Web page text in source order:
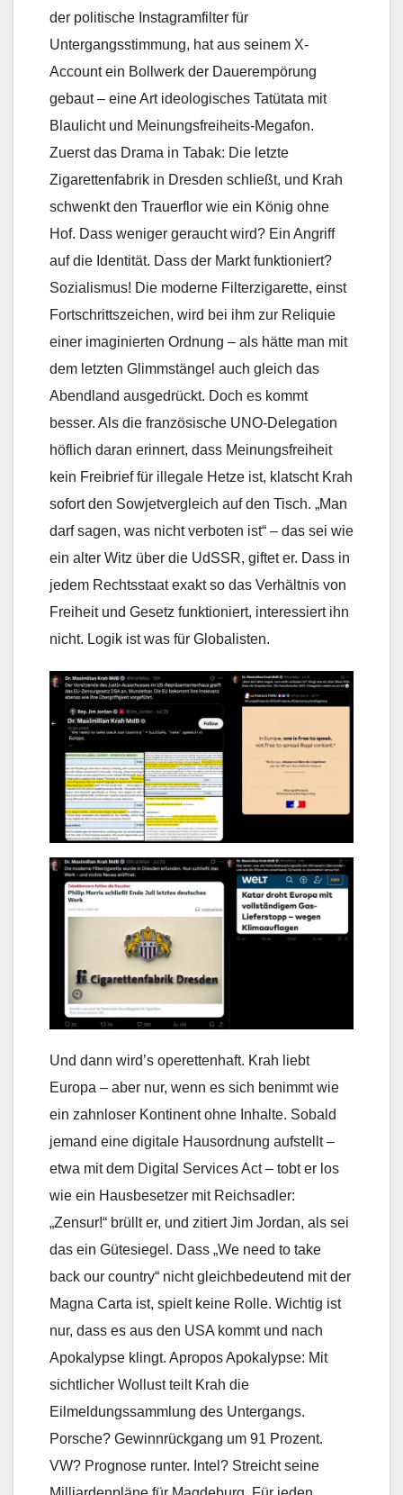
der politische Instagramfilter für
Untergangsstimmung, hat aus seinem X-
Account ein Bollwerk der Dauerempörung
gebaut – eine Art ideologisches Tatütata mit
Blaulicht und Meinungsfreiheits-Megafon.
Zuerst das Drama in Tabak: Die letzte
Zigarettenfabrik in Dresden schließt, und Krah
schwenkt den Trauerflor wie ein König ohne
Hof. Dass weniger geraucht wird? Ein Angriff
auf die Identität. Dass der Markt funktioniert?
Sozialismus! Die moderne Filterzigarette, einst
Fortschrittszeichen, wird bei ihm zur Reliquie
einer imaginierten Ordnung – als hätte man mit
dem letzten Glimmstängel auch gleich das
Abendland ausgedrückt. Doch es kommt
besser. Als die französische UNO-Delegation
höflich daran erinnert, dass Meinungsfreiheit
kein Freibrief für illegale Hetze ist, klatscht Krah
sofort den Sowjetvergleich auf den Tisch. „Man
darf sagen, was nicht verboten ist“ – das sei wie
ein alter Witz über die UdSSR, giftet er. Dass in
jedem Rechtsstaat exakt so das Verhältnis von
Freiheit und Gesetz funktioniert, interessiert ihn
nicht. Logik ist was für Globalisten.
Und dann wird’s operettenhaft. Krah liebt
Europa – aber nur, wenn es sich benimmt wie
ein zahnloser Kontinent ohne Inhalte. Sobald
jemand eine digitale Hausordnung aufstellt –
etwa mit dem Digital Services Act – tobt er los
wie ein Hausbesetzer mit Reichsadler:
„Zensur!“ brüllt er, und zitiert Jim Jordan, als sei
das ein Gütesiegel. Dass „We need to take
back our country“ nicht gleichbedeutend mit der
Magna Carta ist, spielt keine Rolle. Wichtig ist
nur, dass es aus den USA kommt und nach
Apokalypse klingt. Apropos Apokalypse: Mit
sichtlicher Wollust teilt Krah die
Eilmeldungssammlung des Untergangs.
Porsche? Gewinnrückgang um 91 Prozent.
VW? Prognose runter. Intel? Streicht seine